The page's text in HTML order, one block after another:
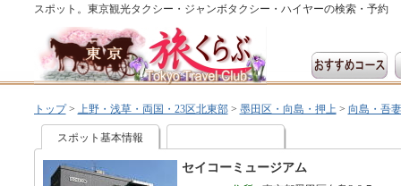
スポット。東京観光タクシー・ジャンボタクシー・ハイヤーの検索・予約
トップ> 上野・浅草・両国・23区北東部> 墨田区・向島・押上> 向島・吾
スポット基本情報
セイコーミュージアム